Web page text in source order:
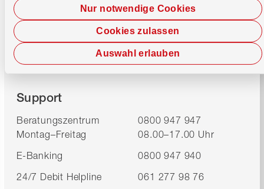
Cookies zulassen
Auswahl erlauben
Nur notwendige Cookies
Bankinformationen
IID (Clearing Number)
8391
SWIFT-Code / BIC
WIRBCHBB
Support
Beratungszentrum
0800 947 947
Montag–Freitag
08.00–17.00 Uhr
E-Banking
0800 947 940
24/7 Debit Helpline
061 277 98 76